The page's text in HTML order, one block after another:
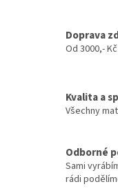
Doprava
Od 3000,-
Kvalita a
Všechny
Odborné
Sami
rádi